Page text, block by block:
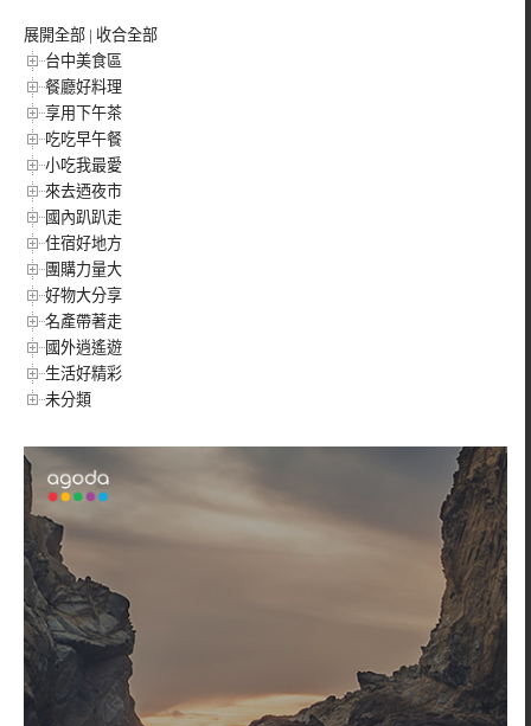
展開全部 | 收合全部
台中美食區
餐廳好料理
享用下午茶
吃吃早午餐
小吃我最愛
來去迺夜市
國內趴趴走
住宿好地方
團購力量大
好物大分享
名產帶著走
國外逍遙遊
生活好精彩
未分類